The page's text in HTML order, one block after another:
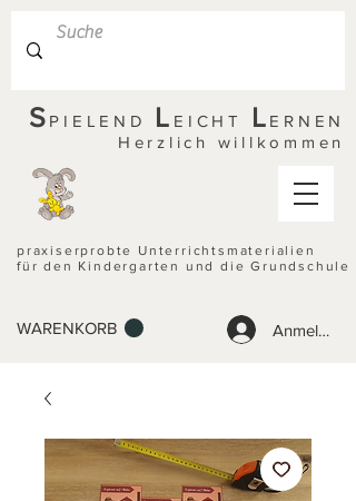
S PIELEND L EICHT L ERNEN
Herzlich willkommen
praxiserprobte Unterrichtsmaterialien
für den Kindergarten und die Grundschule
WARENKORB Anmelden